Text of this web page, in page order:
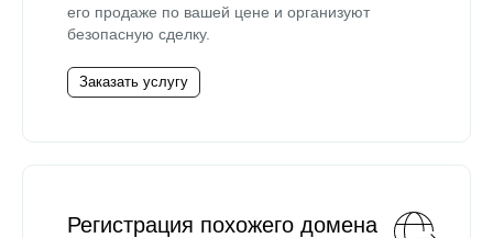
его продаже по вашей цене и организуют
безопасную сделку.
Заказать услугу
Регистрация похожего домена